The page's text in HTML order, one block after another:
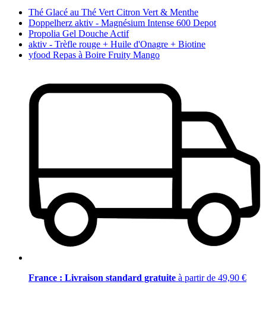
Thé Glacé au Thé Vert Citron Vert & Menthe
Doppelherz aktiv - Magnésium Intense 600 Depot
Propolia Gel Douche Actif
aktiv - Trèfle rouge + Huile d'Onagre + Biotine
yfood Repas à Boire Fruity Mango
France : Livraison standard gratuite à partir de 49,90 €